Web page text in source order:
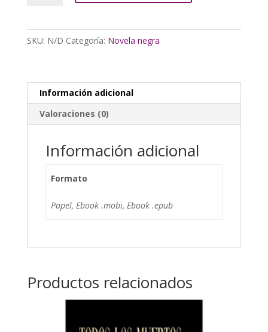
SKU: N/D Categoría: Novela negra
Información adicional
Valoraciones (0)
Información adicional
Formato
Papel, Ebook .mobi, Ebook .epub
Productos relacionados